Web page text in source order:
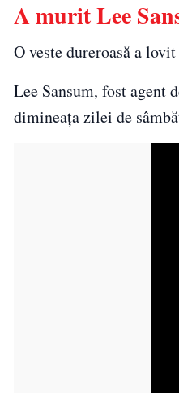
A murit Lee
O veste dureroasă a
Lee Sansum, fost agent
dimineața zilei de